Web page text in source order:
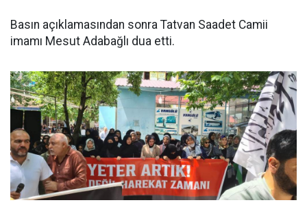
Basın açıklamasından sonra Tatvan Saadet Camii
imamı Mesut Adabağlı dua etti.